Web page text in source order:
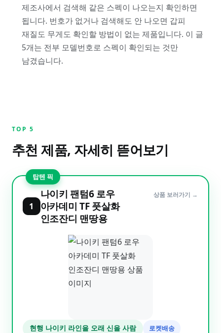
제조사에서 검색해 같은 스펙이 나오는지 확인하면
됩니다. 번호가 없거나 검색해도 안 나오면 갑피
재질도 무게도 확인할 방법이 없는 제품입니다. 이 글
5개는 전부 모델번호로 스펙이 확인되는 것만
남겼습니다.
TOP 5
추천 제품, 자세히 뜯어보기
탑텐 픽
1
나이키 팬텀6 로우
아카데미 TF 풋살화
인조잔디 맨땅용
상품 보러가기 →
현행 나이키 라인을 오래 신을 사람 로켓배송